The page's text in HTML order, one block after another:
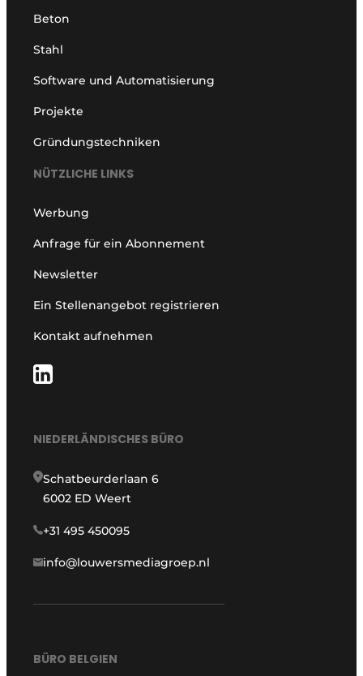
Beton
Stahl
Software und Automatisierung
Projekte
Gründungstechniken
NÜTZLICHE LINKS
Werbung
Anfrage für ein Abonnement
Newsletter
Ein Stellenangebot registrieren
Kontakt aufnehmen
NIEDERLÄNDISCHES BÜRO
Schatbeurderlaan 6
6002 ED Weert
+31 495 450095
info@louwersmediagroep.nl
BÜRO BELGIEN